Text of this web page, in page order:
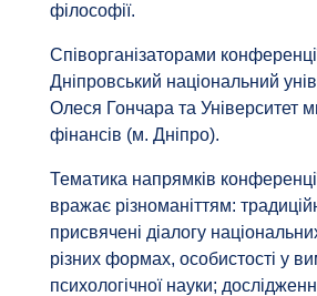
філософії.
Співорганізаторами
Дніпровський національний
Олеся Гончара та Університет
фінансів (м. Дніпро).
Тематика напрямків
вражає різноманіттям:
присвячені діалогу
різних формах, особистості у
психологічної науки;